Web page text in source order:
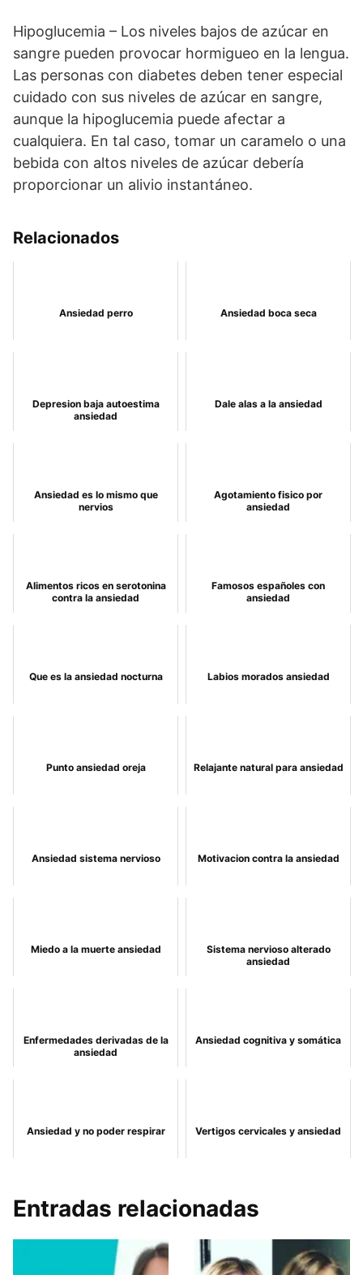
Hipoglucemia – Los niveles bajos de azúcar en
sangre pueden provocar hormigueo en la lengua.
Las personas con diabetes deben tener especial
cuidado con sus niveles de azúcar en sangre,
aunque la hipoglucemia puede afectar a
cualquiera. En tal caso, tomar un caramelo o una
bebida con altos niveles de azúcar debería
proporcionar un alivio instantáneo.
Relacionados
Ansiedad perro Ansiedad boca seca
Depresion baja autoestima
ansiedad
Dale alas a la ansiedad
Ansiedad es lo mismo que
nervios
Agotamiento fisico por
ansiedad
Alimentos ricos en serotonina
contra la ansiedad
Famosos españoles con
ansiedad
Que es la ansiedad nocturna Labios morados ansiedad
Punto ansiedad oreja Relajante natural para ansiedad
Ansiedad sistema nervioso Motivacion contra la ansiedad
Miedo a la muerte ansiedad
Sistema nervioso alterado
ansiedad
Enfermedades derivadas de la
ansiedad
Ansiedad cognitiva y somática
Ansiedad y no poder respirar Vertigos cervicales y ansiedad
Entradas relacionadas